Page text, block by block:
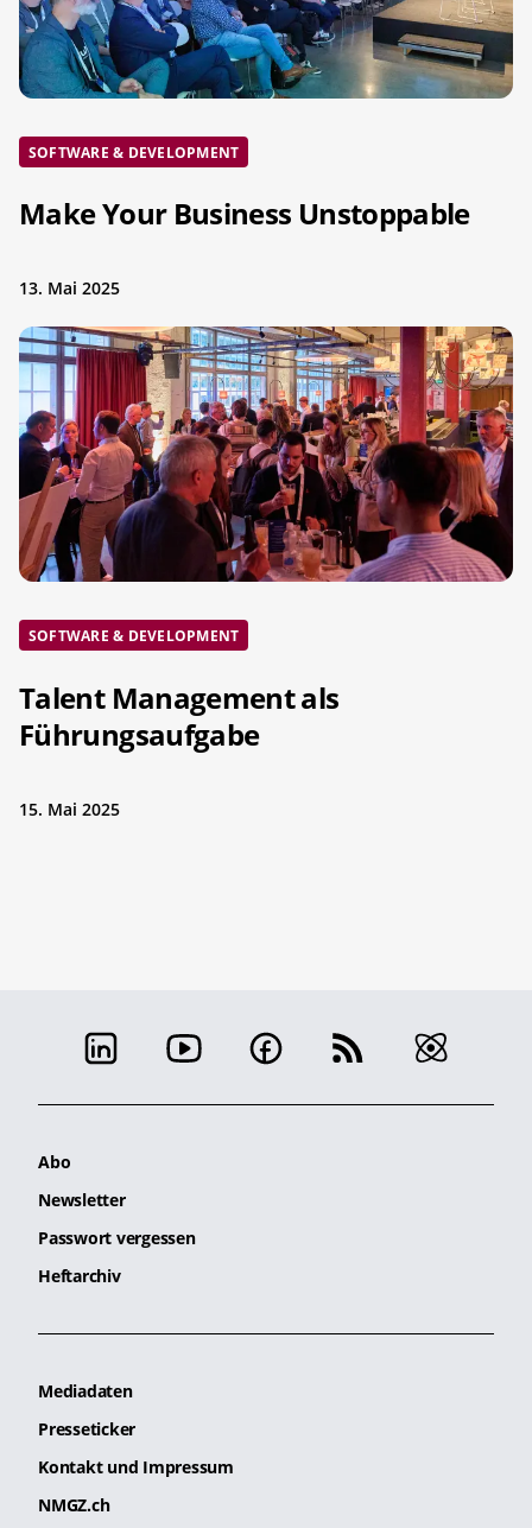
SOFTWARE & DEVELOPMENT
Make Your Business Unstoppable
13. Mai 2025
SOFTWARE & DEVELOPMENT
Talent Management als
Führungsaufgabe
15. Mai 2025
Abo
Newsletter
Passwort vergessen
Heftarchiv
Mediadaten
Presseticker
Kontakt und Impressum
NMGZ.ch